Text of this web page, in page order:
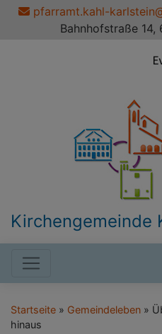
Direktpfarramt.kahl-
Bahnhofstraße 14,
Kirchengemeinde
Startseite Gemeindeleben
hinaus